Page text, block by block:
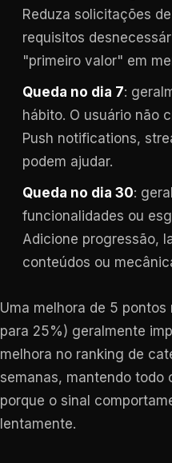
Reduza solicitações
requisitos
"primeiro valor" em
Queda no dia 7:
hábito. O usuário não
Push notifications,
podem ajudar.
Queda no dia 30:
funcionalidades ou
Adicione progressão,
conteúdos ou
Uma melhora de 5
para 25%) geralmente
melhora no ranking de
semanas, mantendo
porque o sinal
lentamente.